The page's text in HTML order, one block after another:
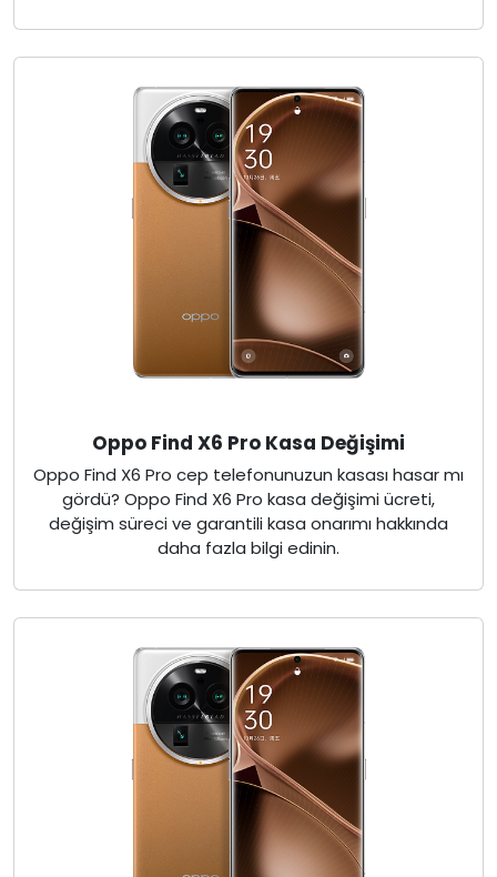
Oppo Find X6 Pro Kasa Değişimi
Oppo Find X6 Pro cep telefonunuzun kasası hasar mı
gördü? Oppo Find X6 Pro kasa değişimi ücreti,
değişim süreci ve garantili kasa onarımı hakkında
daha fazla bilgi edinin.